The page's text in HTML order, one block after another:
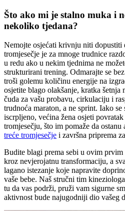
Što ako mi je stalno muka i
nekoliko tjedana?
Nemojte osjećati krivnju niti dopustiti
tromjesečje je za mnoge trudnice
u redu ako u nekim tjednima ne
strukturirani trening. Odmarajte se
troši golemu količinu energije na
osjetite blago olakšanje, kratka šetnja
čuda za vašu probavu, cirkulaciju i
trudnoća maraton, a ne sprint. Iako se
iscrpljeno, većina žena osjeti
tromjesečju, što im pomaže da
treće tromjesečje i završna priprema
Budite blagi prema sebi u ovim
kroz nevjerojatnu transformaciju, a
lagano istezanje koje napravite
vaše bebe. Naš stručni tim
tu da vas podrži, pruži vam sigurne
aktivnost bude najugodniji dio vašeg